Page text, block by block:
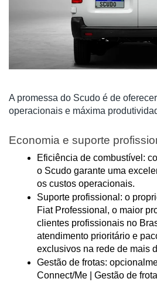
A promessa do Scudo é de
operacionais e máxima
Economia e suporte
Eficiência de combustível:
o Scudo garante uma
os custos operacionais.
Suporte profissional: o
Fiat Professional, o maior
clientes profissionais no
atendimento prioritário e
exclusivos na rede de mais
Gestão de frotas:
Connect/Me | Gestão de